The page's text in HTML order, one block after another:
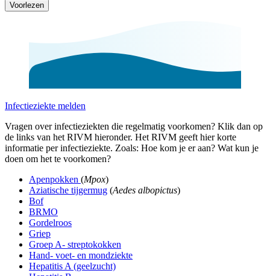
Voorlezen
Infectieziekte melden
Vragen over infectieziekten die regelmatig voorkomen? Klik dan op
de links van het RIVM hieronder. Het RIVM geeft hier korte
informatie per infectieziekte. Zoals: Hoe kom je er aan? Wat kun je
doen om het te voorkomen?
Apenpokken (Mpox)
Aziatische tijgermug (Aedes albopictus)
Bof
BRMO
Gordelroos
Griep
Groep A- streptokokken
Hand- voet- en mondziekte
Hepatitis A (geelzucht)